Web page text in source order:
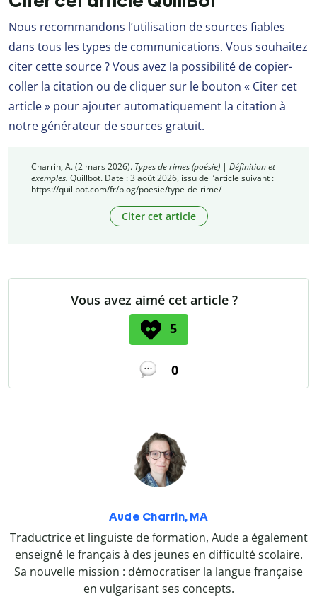
Nous recommandons l’utilisation de sources fiables
dans tous les types de communications. Vous souhaitez
citer cette source ? Vous avez la possibilité de copier-
coller la citation ou de cliquer sur le bouton « Citer cet
article » pour ajouter automatiquement la citation à
notre générateur de sources gratuit.
Charrin, A. (2 mars 2026). Types de rimes (poésie) | Définition et
exemples. Quillbot. Date : 3 août 2026, issu de l’article suivant :
https://quillbot.com/fr/blog/poesie/type-de-rime/
Citer cet article
Vous avez aimé cet article ?
5
0
Aude Charrin, MA
Traductrice et linguiste de formation, Aude a également
enseigné le français à des jeunes en difficulté scolaire.
Sa nouvelle mission : démocratiser la langue française
en vulgarisant ses concepts.